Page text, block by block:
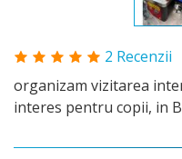
2 Recenzii
organizam vizitarea
interes pentru copii, in